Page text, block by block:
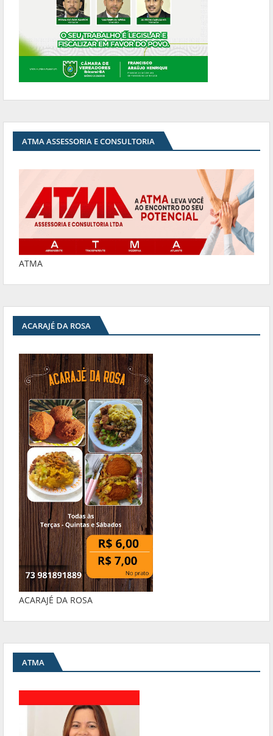
ATMA ASSESSORIA E CONSULTORIA
ATMA
ACARAJÉ DA ROSA
ACARAJÉ DA ROSA
ATMA